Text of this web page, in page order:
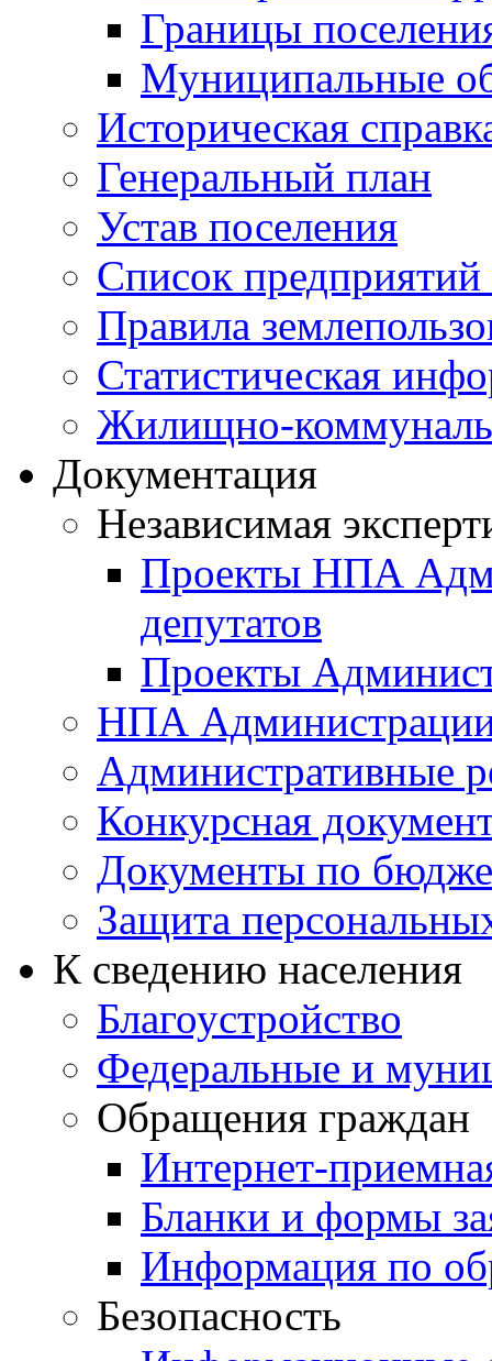
Границы
Муниципальные
Историческая
Генеральный план
Устав поселения
Список предприятий
Правила
Статистическая
Жилищно-
Документация
Независимая
Проекты НПА
депутатов
Проекты
НПА
Административные
Конкурсная
Документы по
Защита
К сведению населения
Благоустройство
Федеральные и
Обращения граждан
Интернет-
Бланки и формы
Информация по
Безопасность